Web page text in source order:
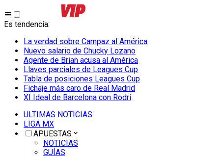
Es tendencia:
La verdad sobre Campaz al América
Nuevo salario de Chucky Lozano
Agente de Brian acusa al América
Llaves parciales de Leagues Cup
Tabla de posiciones Leagues Cup
Fichaje más caro de Real Madrid
XI Ideal de Barcelona con Rodri
ULTIMAS NOTICIAS
LIGA MX
APUESTAS
NOTICIAS
GUÍAS